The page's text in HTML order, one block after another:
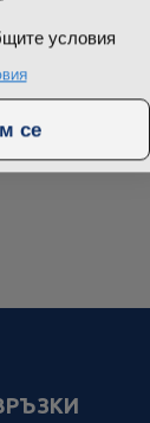
условия
условия
се